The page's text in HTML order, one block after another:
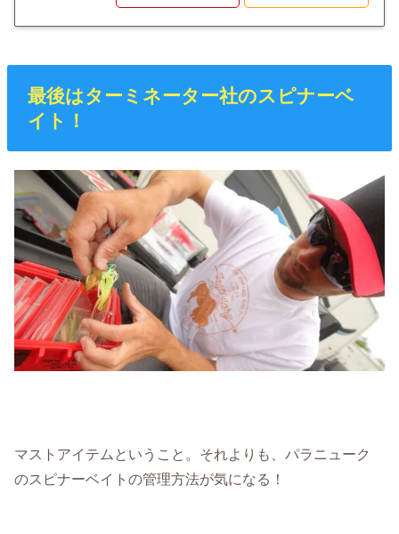
最後はターミネーター社のスピナーベ
イト！
マストアイテムということ。それよりも、パラニューク
のスピナーベイトの管理方法が気になる！